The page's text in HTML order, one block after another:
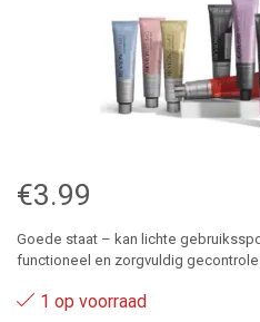
€3.99
Goede staat – kan lichte
functioneel en zorgvuldig
1 op voorraad